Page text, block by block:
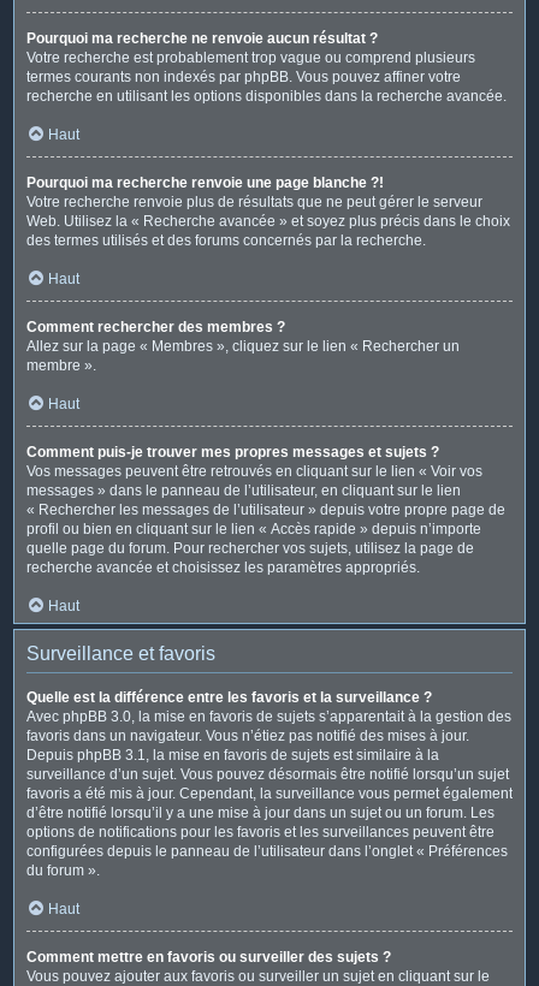
Pourquoi ma recherche ne renvoie aucun résultat ?
Votre recherche est probablement trop vague ou comprend plusieurs
termes courants non indexés par phpBB. Vous pouvez affiner votre
recherche en utilisant les options disponibles dans la recherche avancée.
Haut
Pourquoi ma recherche renvoie une page blanche ?!
Votre recherche renvoie plus de résultats que ne peut gérer le serveur
Web. Utilisez la « Recherche avancée » et soyez plus précis dans le choix
des termes utilisés et des forums concernés par la recherche.
Haut
Comment rechercher des membres ?
Allez sur la page « Membres », cliquez sur le lien « Rechercher un
membre ».
Haut
Comment puis-je trouver mes propres messages et sujets ?
Vos messages peuvent être retrouvés en cliquant sur le lien « Voir vos
messages » dans le panneau de l’utilisateur, en cliquant sur le lien
« Rechercher les messages de l’utilisateur » depuis votre propre page de
profil ou bien en cliquant sur le lien « Accès rapide » depuis n’importe
quelle page du forum. Pour rechercher vos sujets, utilisez la page de
recherche avancée et choisissez les paramètres appropriés.
Haut
Surveillance et favoris
Quelle est la différence entre les favoris et la surveillance ?
Avec phpBB 3.0, la mise en favoris de sujets s’apparentait à la gestion des
favoris dans un navigateur. Vous n’étiez pas notifié des mises à jour.
Depuis phpBB 3.1, la mise en favoris de sujets est similaire à la
surveillance d’un sujet. Vous pouvez désormais être notifié lorsqu’un sujet
favoris a été mis à jour. Cependant, la surveillance vous permet également
d’être notifié lorsqu’il y a une mise à jour dans un sujet ou un forum. Les
options de notifications pour les favoris et les surveillances peuvent être
configurées depuis le panneau de l’utilisateur dans l’onglet « Préférences
du forum ».
Haut
Comment mettre en favoris ou surveiller des sujets ?
Vous pouvez ajouter aux favoris ou surveiller un sujet en cliquant sur le